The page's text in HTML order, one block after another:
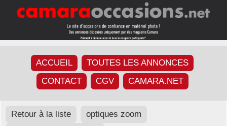
ACCUEIL
TOUTES LES ANNONCES
CONTACT
CGV CAMARA.NET
Retour à la liste
optiques zoom